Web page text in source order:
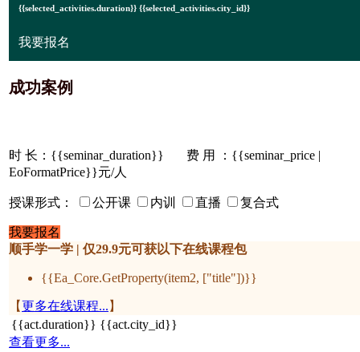
{{selected_activities.duration}} {{selected_activities.city_id}}
我要报名
成功案例
时 长： {{seminar_duration}}
费 用 ：{{seminar_price |
EoFormatPrice}}元/人
授课形式： 公开课 内训 直播 复合式
我要报名
顺手学一学 | 仅29.9元可获以下在线课程包
{{Ea_Core.GetProperty(item2, ["title"])}}
【更多在线课程... 】
{{act.duration}} {{act.city_id}}
查看更多...